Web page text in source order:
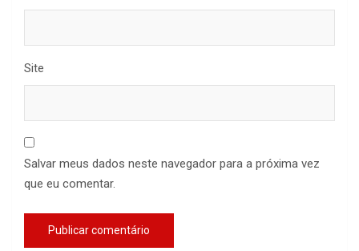
Site
Salvar meus dados neste navegador para a próxima vez
que eu comentar.